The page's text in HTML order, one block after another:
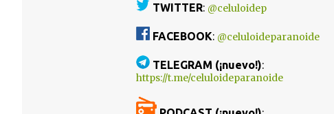
TWITTER: @celuloidep
FACEBOOK: @celuloideparanoide
TELEGRAM (¡nuevo!):
https://t.me/celuloideparanoide